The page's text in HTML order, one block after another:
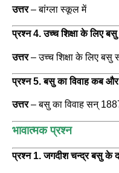
उत्तर– बांग्ला स्कूल में
प्रश्न 4. उच्च शिक्षा के लिए
उत्तर– उच्च शिक्षा के लिए बसु
प्रश्न 5. बसु का विवाह कब
उत्तर– बसु का विवाह सन्
भावात्मक प्रश्न
प्रश्न 1. जगदीश चन्द्र बसु के